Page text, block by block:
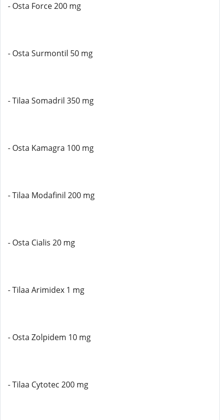
- Osta Force 200 mg
- Osta Surmontil 50 mg
- Tilaa Somadril 350 mg
- Osta Kamagra 100 mg
- Tilaa Modafinil 200 mg
- Osta Cialis 20 mg
- Tilaa Arimidex 1 mg
- Osta Zolpidem 10 mg
- Tilaa Cytotec 200 mg